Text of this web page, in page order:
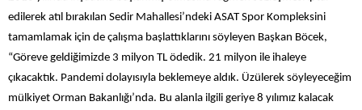
edilerek atıl bırakılan Sedir Mahallesi’ndeki ASAT Spor Kompleksini
tamamlamak için de çalışma başlattıklarını söyleyen Başkan Böcek,
“Göreve geldiğimizde 3 milyon TL ödedik. 21 milyon ile ihaleye
çıkacaktık. Pandemi dolayısıyla beklemeye aldık. Üzülerek söyleyeceğim
mülkiyet Orman Bakanlığı’nda. Bu alanla ilgili geriye 8 yılımız kalacak